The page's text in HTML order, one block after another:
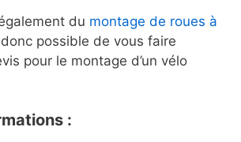
du montage de roues à
possible de vous faire
pour le montage d’un vélo
: